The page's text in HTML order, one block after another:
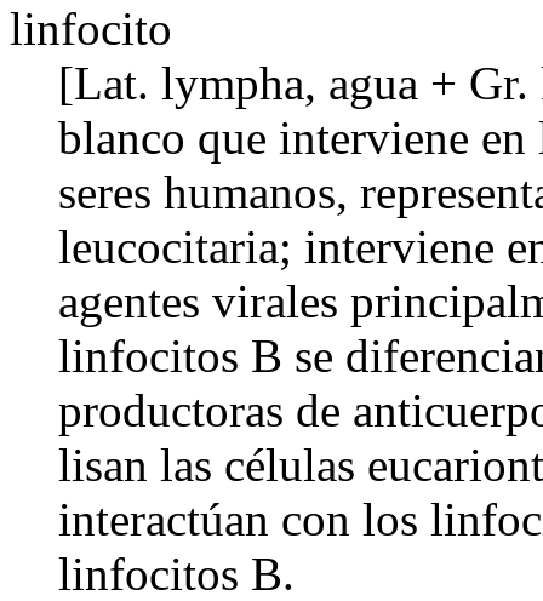
linfocito
[Lat. lympha, agua +
blanco que interviene
seres humanos,
leucocitaria; interviene
agentes virales
linfocitos B se
productoras de
lisan las células
interactúan con los
linfocitos B.